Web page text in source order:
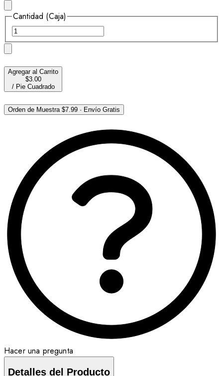
Cantidad (Caja)
Agregar al Carrito
$3.00
/ Pie Cuadrado
Orden de Muestra$7.99 · Envío Gratis
Hacer una pregunta
Detalles del Producto